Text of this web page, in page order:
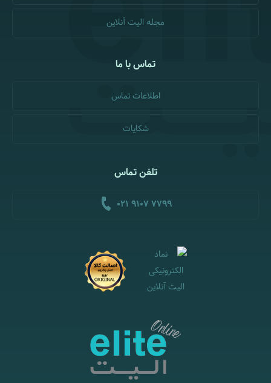
مجله الیت آنلاین
تماس با ما
اطلاعات تماس
شکایات
تلفن تماس
021 9107 7799